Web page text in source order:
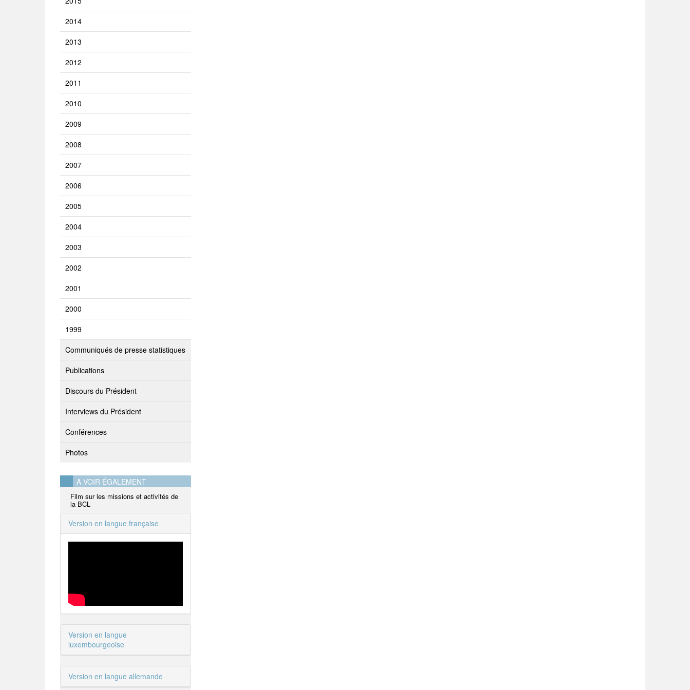
2014
2013
2012
2011
2010
2009
2008
2007
2006
2005
2004
2003
2002
2001
2000
1999
Communiqués de presse statistiques
Publications
Discours du Président
Interviews du Président
Conférences
Photos
A VOIR ÉGALEMENT
Film sur les missions et activités de
la BCL
Version en langue française
Version en langue
luxembourgeoise
Version en langue allemande